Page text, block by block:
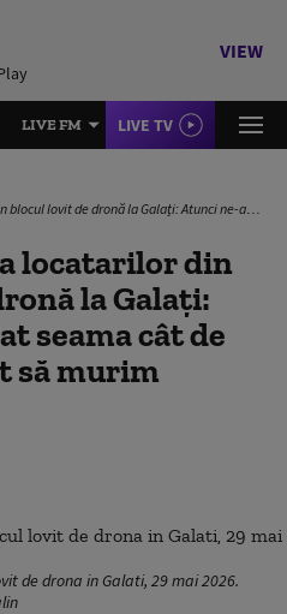
VIEW
LIVE FM LIVE TV
la Galați: Atunci ne-am dat seama cât de aproape am fost să murim
locatarilor din
la Galați:
seama cât de
să murim
de drona in Galati, 29 mai 2026.